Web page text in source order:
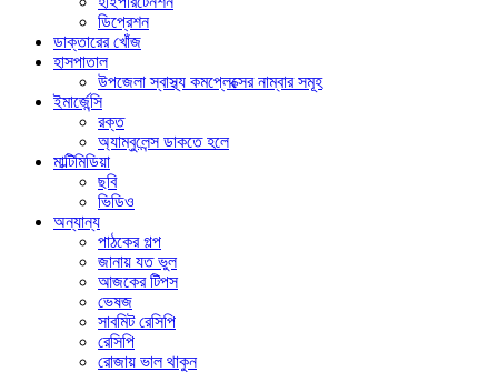
ডিপ্রেশন
ডাক্তারের খোঁজ
হাসপাতাল
উপজেলা স্বাস্থ্য কমপ্লেক্সের নাম্বার সমূহ
ইমার্জেন্সি
রক্ত
অ্যাম্বুলেন্স ডাকতে হলে
মাল্টিমিডিয়া
ছবি
ভিডিও
অন্যান্য
পাঠকের গল্প
জানায় যত ভুল
আজকের টিপস
ভেষজ
সাবমিট রেসিপি
রেসিপি
রোজায় ভাল থাকুন